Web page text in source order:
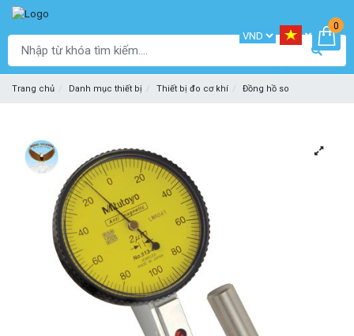
0
Trang chủ Danh mục thiết bị Thiết bị đo cơ khí Đồng hồ so